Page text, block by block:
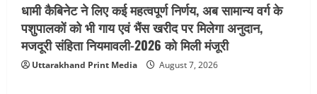
धामी कैबिनेट ने लिए कई महत्वपूर्ण निर्णय, अब सामान्य वर्ग के
पशुपालकों को भी गाय एवं भैंस खरीद पर मिलेगा अनुदान,
मजदूरी संहिता नियमावली-2026 को मिली मंजूरी
Uttarakhand Print Media August 7, 2026